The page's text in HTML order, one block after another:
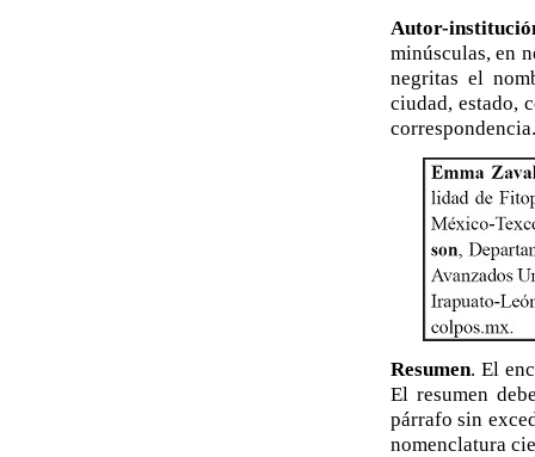
Autor-
minúsculas, en
negritas el
ciudad, estado,
Resumen. El
El resumen
párrafo sin
nomenclatura